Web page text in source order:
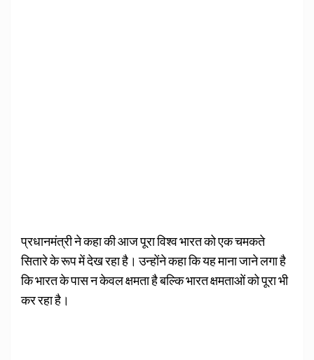
प्रधानमंत्री ने कहा की आज पूरा विश्व भारत को एक चमकते
सितारे के रूप में देख रहा है। उन्होंने कहा कि यह माना जाने लगा है
कि भारत के पास न केवल क्षमता है बल्कि भारत क्षमताओं को पूरा भी
कर रहा है।